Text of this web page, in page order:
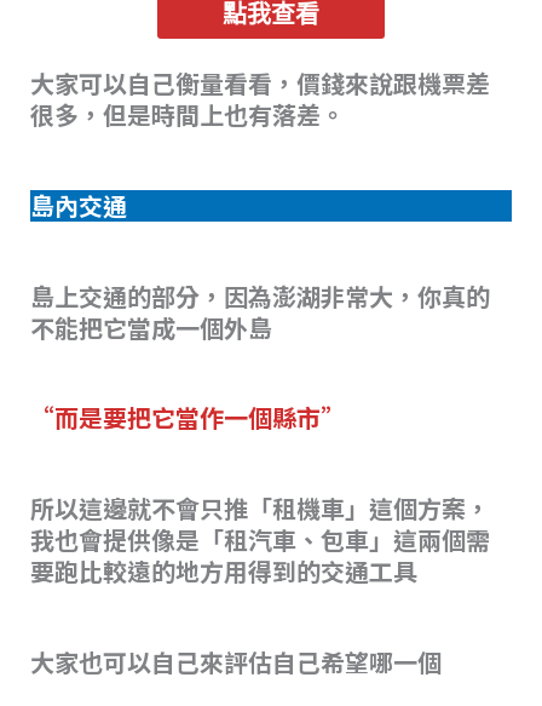
點我查看
大家可以自己衡量看看，價錢來說跟機票差
很多，但是時間上也有落差。
島內交通
島上交通的部分，因為澎湖非常大，你真的
不能把它當成一個外島
“而是要把它當作一個縣市”
所以這邊就不會只推「租機車」這個方案，
我也會提供像是「租汽車、包車」這兩個需
要跑比較遠的地方用得到的交通工具
大家也可以自己來評估自己希望哪一個